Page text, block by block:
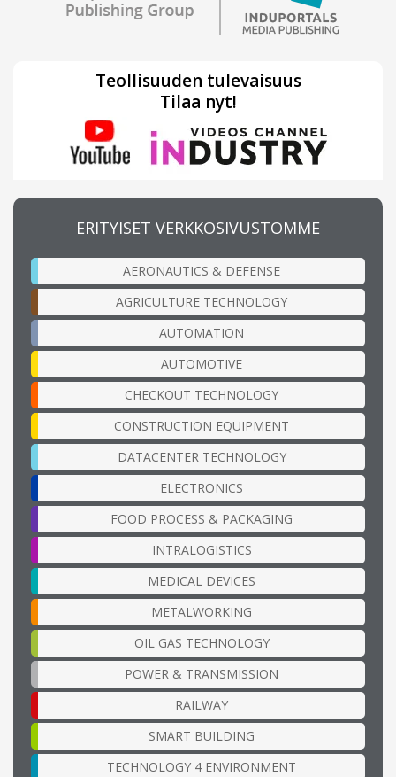
Teollisuuden tulevaisuus
Tilaa nyt!
ERITYISET VERKKOSIVUSTOMME
AERONAUTICS & DEFENSE
AGRICULTURE TECHNOLOGY
AUTOMATION
AUTOMOTIVE
CHECKOUT TECHNOLOGY
CONSTRUCTION EQUIPMENT
DATACENTER TECHNOLOGY
ELECTRONICS
FOOD PROCESS & PACKAGING
INTRALOGISTICS
MEDICAL DEVICES
METALWORKING
OIL GAS TECHNOLOGY
POWER & TRANSMISSION
RAILWAY
SMART BUILDING
TECHNOLOGY 4 ENVIRONMENT